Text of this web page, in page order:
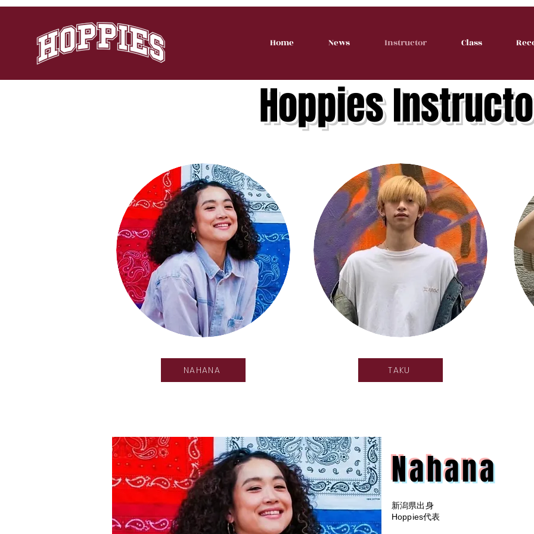
Home News Instructor Class
​Hoppies
NAHANA TAKU
Nahana
新潟県出身
Hoppies代表